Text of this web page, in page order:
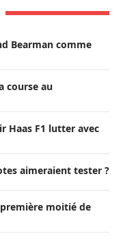
Bearman comme
course au
Haas F1 lutter avec
aimeraient tester ?
moitié de